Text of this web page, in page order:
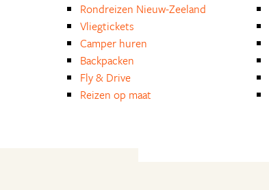
Rondreizen Nieuw-Zeeland
Vliegtickets
Camper huren
Backpacken
Fly & Drive
Reizen op maat